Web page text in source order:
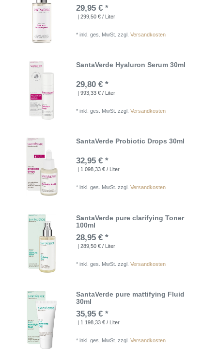
29,95 € *
| 299,50 € / Liter
*inkl. ges. MwSt. zzgl.Versandkosten
SantaVerde Hyaluron Serum 30ml
29,80 € *
| 993,33 € / Liter
*inkl. ges. MwSt. zzgl.Versandkosten
SantaVerde Probiotic Drops 30ml
32,95 € *
| 1.098,33 € / Liter
*inkl. ges. MwSt. zzgl.Versandkosten
SantaVerde pure clarifying Toner
100ml
28,95 € *
| 289,50 € / Liter
*inkl. ges. MwSt. zzgl.Versandkosten
SantaVerde pure mattifying Fluid
30ml
35,95 € *
| 1.198,33 € / Liter
*inkl. ges. MwSt. zzgl.Versandkosten